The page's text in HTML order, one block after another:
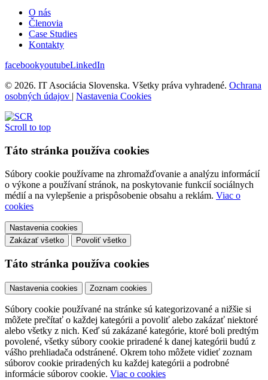
O nás
Členovia
Case Studies
Kontakty
facebookyoutubeLinkedIn
© 2026. IT Asociácia Slovenska. Všetky práva vyhradené. Ochrana
osobných údajov | Nastavenia Cookies
Scroll to top
Táto stránka používa cookies
Súbory cookie používame na zhromažďovanie a analýzu informácií
o výkone a používaní stránok, na poskytovanie funkcií sociálnych
médií a na vylepšenie a prispôsobenie obsahu a reklám. Viac o
cookies
Nastavenia cookies
Zakázať všetko
Povoliť všetko
Táto stránka používa cookies
Nastavenia cookies Zoznam cookies
Súbory cookie používané na stránke sú kategorizované a nižšie si
môžete prečítať o každej kategórii a povoliť alebo zakázať niektoré
alebo všetky z nich. Keď sú zakázané kategórie, ktoré boli predtým
povolené, všetky súbory cookie priradené k danej kategórii budú z
vášho prehliadača odstránené. Okrem toho môžete vidieť zoznam
súborov cookie priradených ku každej kategórii a podrobné
informácie súborov cookie. Viac o cookies